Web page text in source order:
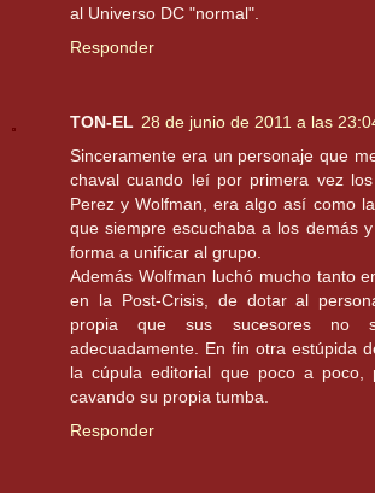
al Universo DC "normal".
Responder
TON-EL 28 de junio de 2011 a las
Sinceramente era un personaje que
chaval cuando leí por primera vez
Perez y Wolfman, era algo así como
que siempre escuchaba a los demás
forma a unificar al grupo.
Además Wolfman luchó mucho tanto
en la Post-Crisis, de dotar al
propia que sus sucesores no
adecuadamente. En fin otra estúpida
la cúpula editorial que poco a poco,
cavando su propia tumba.
Responder